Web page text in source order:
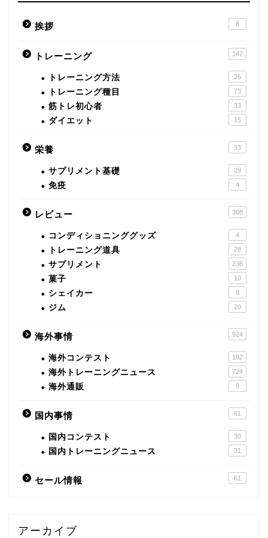
挨拶 8
トレーニング 147
トレーニング方法 26
トレーニング種目 73
筋トレ初心者 33
ダイエット 15
栄養 33
サプリメント基礎 29
免疫 4
レビュー 308
コンディショニンググッズ 4
トレーニング道具 28
サプリメント 238
菓子 10
シェイカー 8
ジム 20
海外事情 924
海外コンテスト 192
海外トレーニングニュース 724
海外通販 8
国内事情 61
国内コンテスト 30
国内トレーニングニュース 31
セール情報 61
アーカイブ